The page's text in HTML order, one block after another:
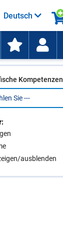
Deutsch
Kompetenzen
ausblenden